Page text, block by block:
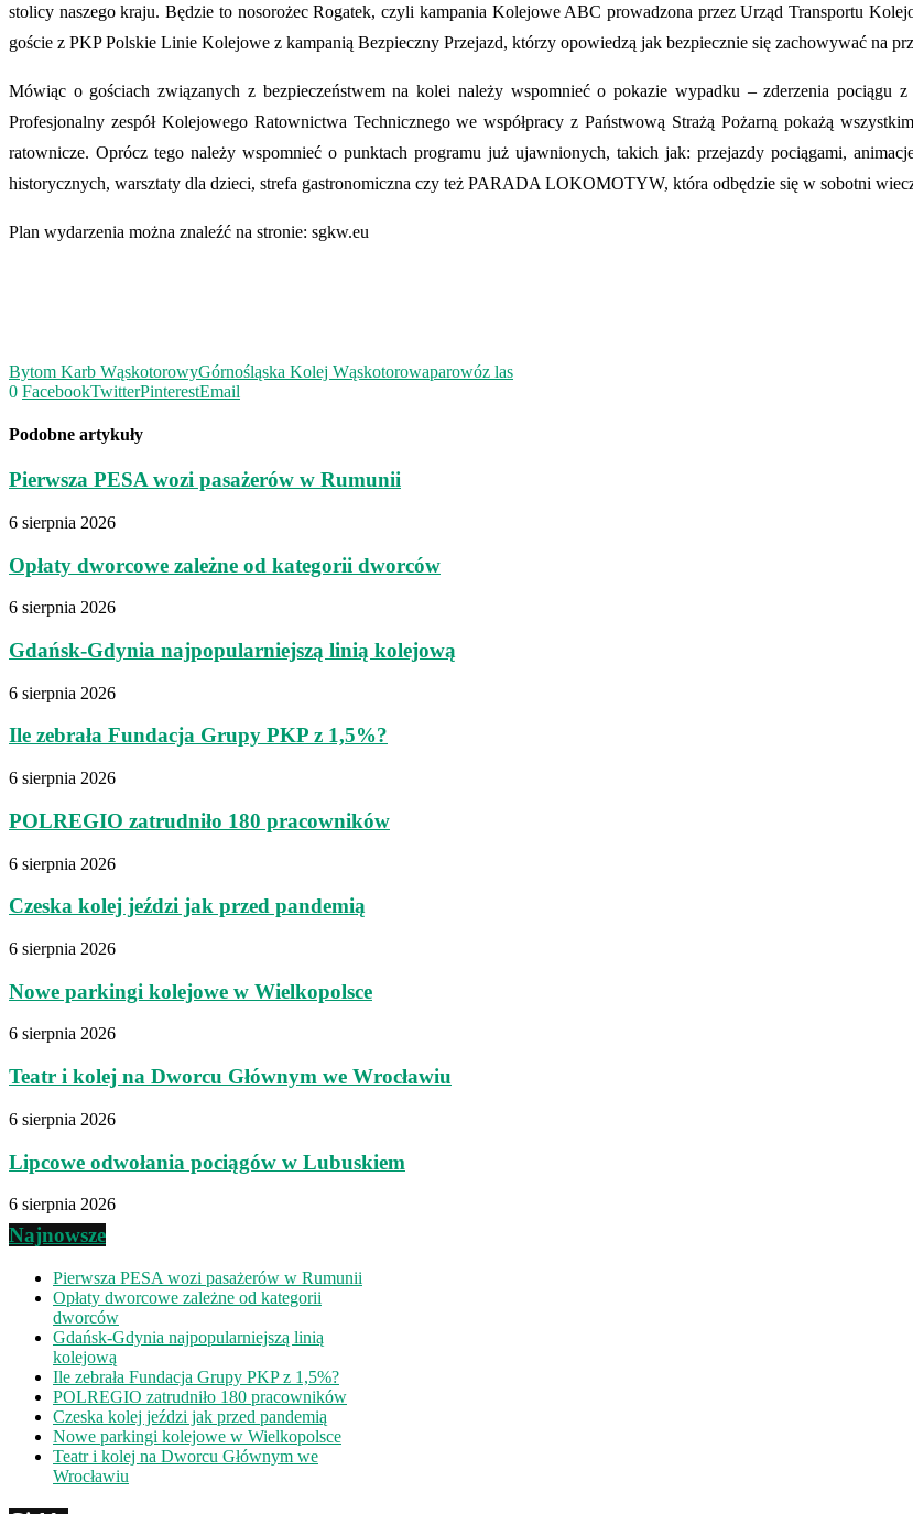
stolicy naszego kraju. Będzie to nosorożec Rogatek, czyli kampania Kolejowe ABC prowadzona przez Urząd Transportu
goście z PKP Polskie Linie Kolejowe z kampanią Bezpieczny Przejazd, którzy opowiedzą jak bezpiecznie się zachowywać na
Mówiąc o gościach związanych z bezpieczeństwem na kolei należy wspomnieć o pokazie wypadku – zderzenia pociągu z
Profesjonalny zespół Kolejowego Ratownictwa Technicznego we współpracy z Państwową Strażą Pożarną pokażą
ratownicze. Oprócz tego należy wspomnieć o punktach programu już ujawnionych, takich jak: przejazdy pociągami,
historycznych, warsztaty dla dzieci, strefa gastronomiczna czy też PARADA LOKOMOTYW, która odbędzie się w sobotni
Plan wydarzenia można znaleźć na stronie: sgkw.eu
Bytom Karb WąskotorowyGórnośląska Kolej Wąskotorowaparowóz las
0 FacebookTwitterPinterestEmail
Podobne artykuły
Pierwsza PESA wozi pasażerów w Rumunii
6 sierpnia 2026
Opłaty dworcowe zależne od kategorii dworców
6 sierpnia 2026
Gdańsk-Gdynia najpopularniejszą linią kolejową
6 sierpnia 2026
Ile zebrała Fundacja Grupy PKP z 1,5%?
6 sierpnia 2026
POLREGIO zatrudniło 180 pracowników
6 sierpnia 2026
Czeska kolej jeździ jak przed pandemią
6 sierpnia 2026
Nowe parkingi kolejowe w Wielkopolsce
6 sierpnia 2026
Teatr i kolej na Dworcu Głównym we Wrocławiu
6 sierpnia 2026
Lipcowe odwołania pociągów w Lubuskiem
6 sierpnia 2026
Najnowsze
Pierwsza PESA wozi pasażerów w Rumunii
Opłaty dworcowe zależne od kategorii
dworców
Gdańsk-Gdynia najpopularniejszą linią
kolejową
Ile zebrała Fundacja Grupy PKP z 1,5%?
POLREGIO zatrudniło 180 pracowników
Czeska kolej jeździ jak przed pandemią
Nowe parkingi kolejowe w Wielkopolsce
Teatr i kolej na Dworcu Głównym we
Wrocławiu